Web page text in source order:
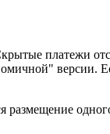
платежи
версии.
размещение